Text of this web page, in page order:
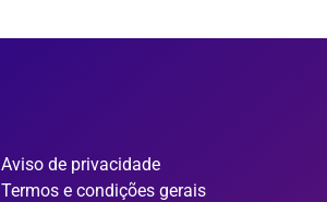
Aviso de privacidade
Termos e condições gerais